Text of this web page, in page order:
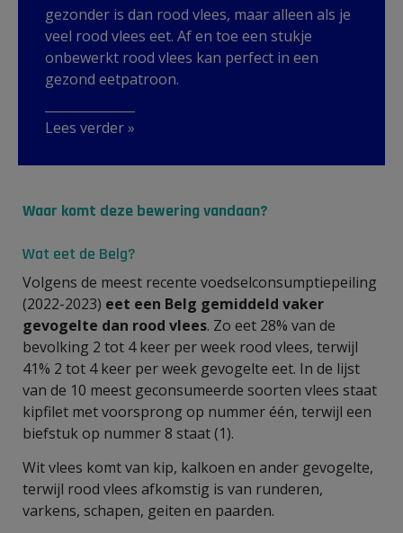
gezonder is dan rood vlees, maar alleen als je
veel rood vlees eet. Af en toe een stukje
onbewerkt rood vlees kan perfect in een
gezond eetpatroon.
Lees verder »
Waar komt deze bewering vandaan?
Wat eet de Belg?
Volgens de meest recente voedselconsumptiepeiling
(2022-2023) eet een Belg gemiddeld vaker
gevogelte dan rood vlees. Zo eet 28% van de
bevolking 2 tot 4 keer per week rood vlees, terwijl
41% 2 tot 4 keer per week gevogelte eet. In de lijst
van de 10 meest geconsumeerde soorten vlees staat
kipfilet met voorsprong op nummer één, terwijl een
biefstuk op nummer 8 staat (1).
Wit vlees komt van kip, kalkoen en ander gevogelte,
terwijl rood vlees afkomstig is van runderen,
varkens, schapen, geiten en paarden.